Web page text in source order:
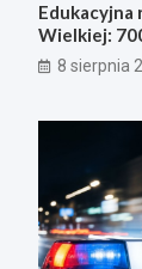
Edukacyjna
Wielkiej:
nauczycieli!
8 sierpnia